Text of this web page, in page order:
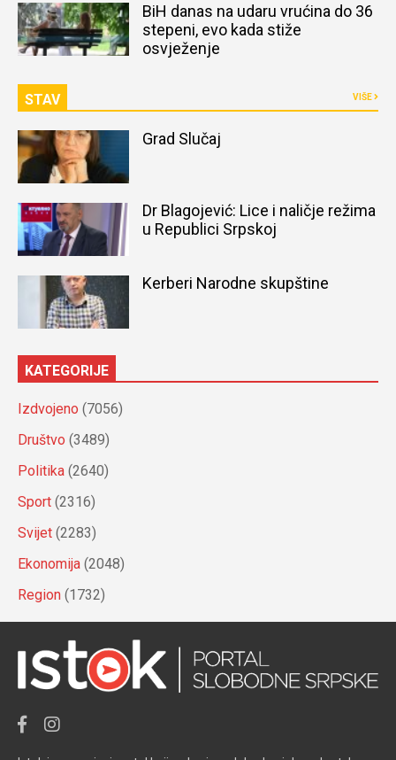
BiH danas na udaru vrućina do 36
stepeni, evo kada stiže
osvježenje
STAV VIŠE
Grad Slučaj
Dr Blagojević: Lice i naličje režima
u Republici Srpskoj
Kerberi Narodne skupštine
KATEGORIJE
Izdvojeno (7056)
Društvo (3489)
Politika (2640)
Sport (2316)
Svijet (2283)
Ekonomija (2048)
Region (1732)